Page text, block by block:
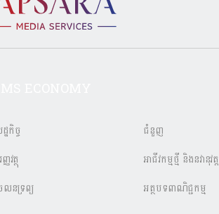
ឋកិច្ច
វត្ថុ
នទ្រព្យ
ជំនួញ
អាជីវកម្មថ្មី និងនវានុវត្ត
អត្ថបទពាណិជ្ជកម្ម